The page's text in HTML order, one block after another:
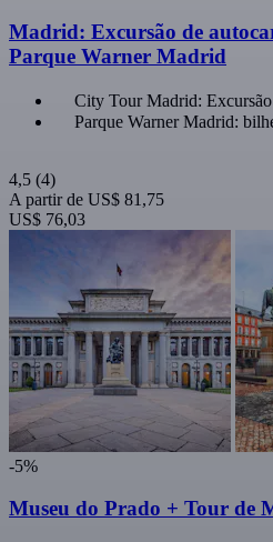
Madrid: Excursão de
Parque Warner Madrid
City Tour Madrid:
Parque Warner Madrid:
4,5 (4)
A partir de US$ 81,75
US$ 76,03
-5%
Museu do Prado + Tour de